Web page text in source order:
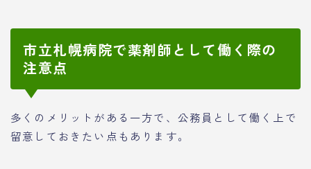
市立札幌病院で薬剤師として働く際の
注意点
多くのメリットがある一方で、公務員として働く上で
留意しておきたい点もあります。